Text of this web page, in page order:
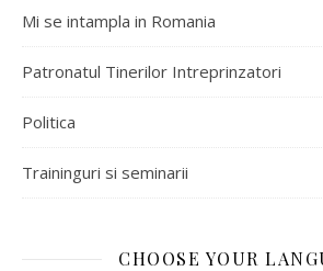
Mi se intampla in Romania
Patronatul Tinerilor Intreprinzatori
Politica
Traininguri si seminarii
CHOOSE YOUR